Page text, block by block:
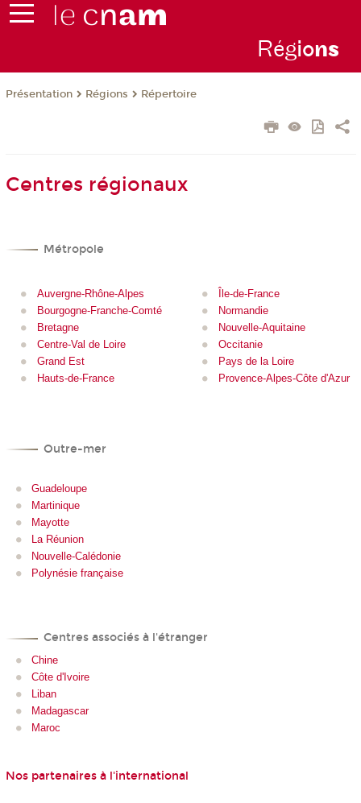
Régions
Présentation Régions Répertoire
Centres régionaux
Métropole
Auvergne-Rhône-Alpes
Bourgogne-Franche-Comté
Bretagne
Centre-Val de Loire
Grand Est
Hauts-de-France
Île-de-France
Normandie
Nouvelle-Aquitaine
Occitanie
Pays de la Loire
Provence-Alpes-Côte d'Azur
Outre-mer
Guadeloupe
Martinique
Mayotte
La Réunion
Nouvelle-Calédonie
Polynésie française
Centres associés à l'étranger
Chine
Côte d'Ivoire
Liban
Madagascar
Maroc
Nos partenaires à l'international